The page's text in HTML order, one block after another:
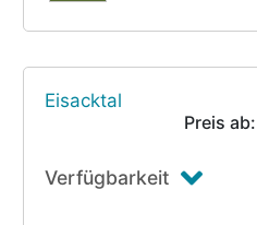
Eisacktal
Preis ab:
Verfügbarkeit